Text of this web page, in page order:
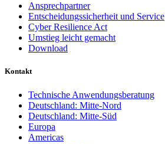
Ansprechpartner
Entscheidungssicherheit und Service
Cyber Resilience Act
Umstieg leicht gemacht
Download
Kontakt
Technische Anwendungsberatung
Deutschland: Mitte-Nord
Deutschland: Mitte-Süd
Europa
Americas